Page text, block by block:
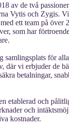
av de två
Vytis och Zygis.
ett team på över
som har
samlingsplats för
där vi erbjuder de
betalningar,
etablerad och
och
kostnader.